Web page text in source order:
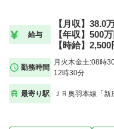
給与
【月収】38.0
【年収】500
【時給】2,500
勤務時間
月火木金土:08時
12時30分
最寄り駅 ＪＲ奥羽本線「